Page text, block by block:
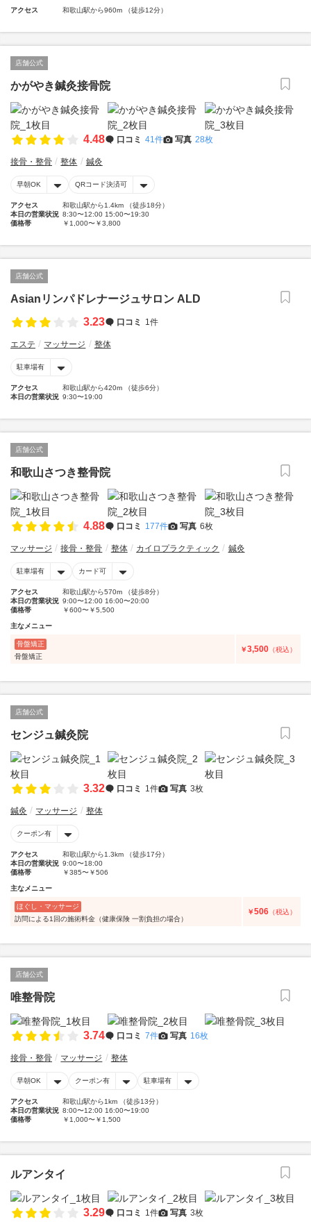
アクセス 和歌山駅から960m （徒歩12分）
店舗公式
かがやき鍼灸接骨院
4.48 口コミ 41件 写真 28枚
接骨・整骨 整体 鍼灸
早朝OK QRコード決済可
アクセス
和歌山駅から1.4km （徒歩18分）
本日の営業状況 8:30〜12:00 15:00〜19:30
価格帯
￥1,000〜￥3,800
店舗公式
Asianリンパドレナージュサロン ALD
3.23
口コミ 1件
エステ マッサージ 整体
駐車場有
アクセス
和歌山駅から420m （徒歩6分）
本日の営業状況 9:30〜19:00
店舗公式
和歌山さつき整骨院
4.88 口コミ 177件 写真 6枚
マッサージ 接骨・整骨 整体 カイロプラクティック 鍼灸
駐車場有 カード可
アクセス
和歌山駅から570m （徒歩8分）
本日の営業状況 9:00〜12:00 16:00〜20:00
価格帯
￥600〜￥5,500
主なメニュー
骨盤矯正
骨盤矯正
￥3,500 （税込）
店舗公式
センジュ鍼灸院
3.32 口コミ 1件 写真 3枚
鍼灸 マッサージ 整体
クーポン有
アクセス
和歌山駅から1.3km （徒歩17分）
本日の営業状況 9:00〜18:00
価格帯
￥385〜￥506
主なメニュー
ほぐし・マッサージ
訪問による1回の施術料金（健康保険 一割負担の場合）
￥506 （税込）
店舗公式
唯整骨院
3.74 口コミ 7件 写真 16枚
接骨・整骨 マッサージ 整体
早朝OK クーポン有 駐車場有
アクセス
和歌山駅から1km （徒歩13分）
本日の営業状況 8:00〜12:00 16:00〜19:00
価格帯
￥1,000〜￥1,500
ルアンタイ
3.29 口コミ 1件 写真 3枚